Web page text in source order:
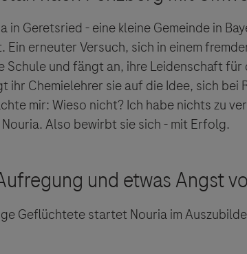
in Geretsried - eine kleine Gemeinde in
erneuter Versuch, sich in einem
Schule und fängt an, ihre Leidenschaft für
ihr Chemielehrer sie auf die Idee, sich bei
mir: Wieso nicht? Ich habe nichts zu
Also bewirbt sie sich - mit Erfolg.
Geflüchtete startet Nouria im